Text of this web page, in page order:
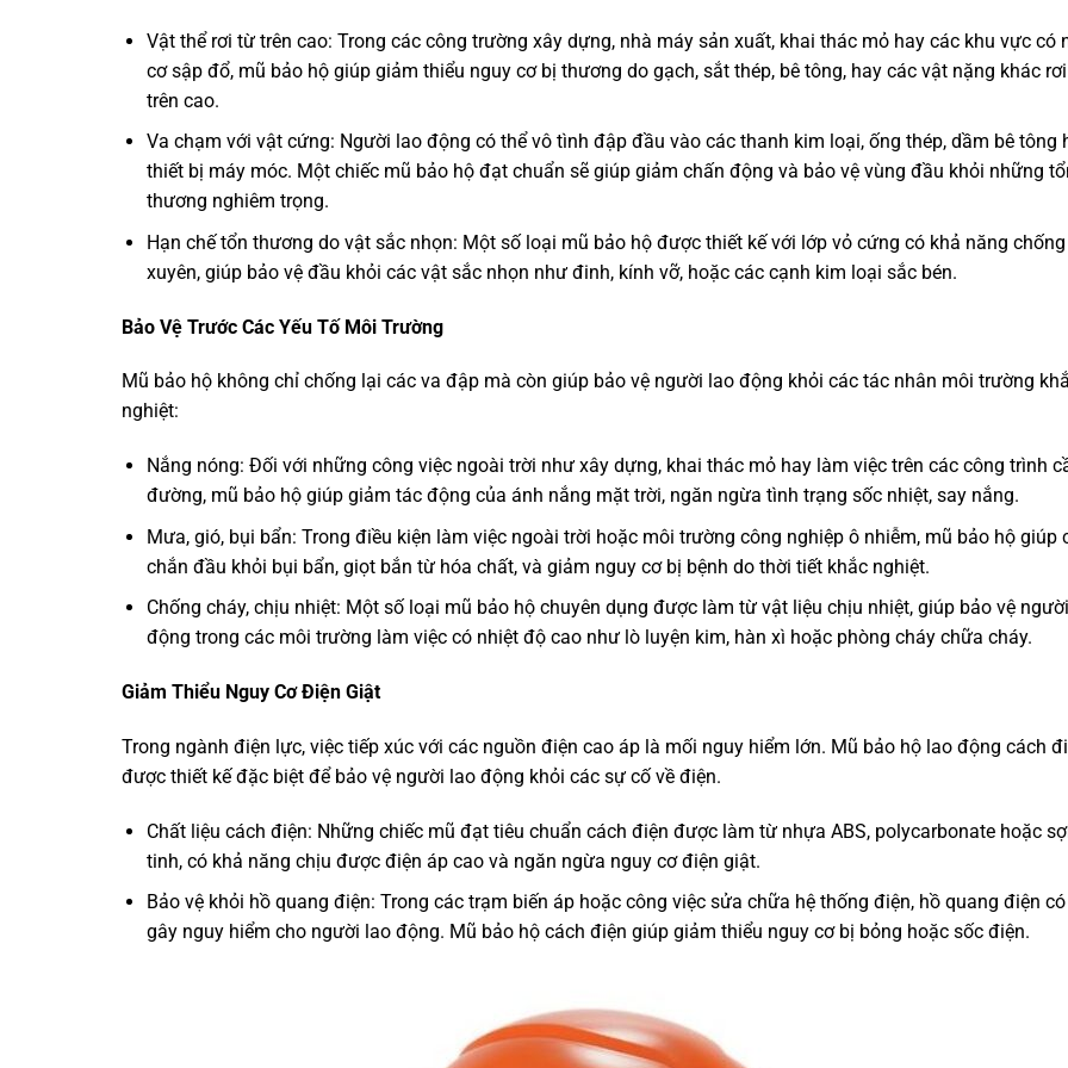
Vật thể rơi từ trên cao: Trong các công trường xây dựng, nhà máy sản xuất, khai thác mỏ hay các khu vực có
cơ sập đổ, mũ bảo hộ giúp giảm thiểu nguy cơ bị thương do gạch, sắt thép, bê tông, hay các vật nặng khác
trên cao.
Va chạm với vật cứng: Người lao động có thể vô tình đập đầu vào các thanh kim loại, ống thép, dầm bê tông
thiết bị máy móc. Một chiếc mũ bảo hộ đạt chuẩn sẽ giúp giảm chấn động và bảo vệ vùng đầu khỏi những
thương nghiêm trọng.
Hạn chế tổn thương do vật sắc nhọn: Một số loại mũ bảo hộ được thiết kế với lớp vỏ cứng có khả năng
xuyên, giúp bảo vệ đầu khỏi các vật sắc nhọn như đinh, kính vỡ, hoặc các cạnh kim loại sắc bén.
Bảo Vệ Trước Các Yếu Tố Môi Trường
Mũ bảo hộ không chỉ chống lại các va đập mà còn giúp bảo vệ người lao động khỏi các tác nhân môi trường
nghiệt:
Nắng nóng: Đối với những công việc ngoài trời như xây dựng, khai thác mỏ hay làm việc trên các công trình
đường, mũ bảo hộ giúp giảm tác động của ánh nắng mặt trời, ngăn ngừa tình trạng sốc nhiệt, say nắng.
Mưa, gió, bụi bẩn: Trong điều kiện làm việc ngoài trời hoặc môi trường công nghiệp ô nhiễm, mũ bảo hộ giúp
chắn đầu khỏi bụi bẩn, giọt bắn từ hóa chất, và giảm nguy cơ bị bệnh do thời tiết khắc nghiệt.
Chống cháy, chịu nhiệt: Một số loại mũ bảo hộ chuyên dụng được làm từ vật liệu chịu nhiệt, giúp bảo vệ
động trong các môi trường làm việc có nhiệt độ cao như lò luyện kim, hàn xì hoặc phòng cháy chữa cháy.
Giảm Thiểu Nguy Cơ Điện Giật
Trong ngành điện lực, việc tiếp xúc với các nguồn điện cao áp là mối nguy hiểm lớn. Mũ bảo hộ lao động cách
được thiết kế đặc biệt để bảo vệ người lao động khỏi các sự cố về điện.
Chất liệu cách điện: Những chiếc mũ đạt tiêu chuẩn cách điện được làm từ nhựa ABS, polycarbonate hoặc
tinh, có khả năng chịu được điện áp cao và ngăn ngừa nguy cơ điện giật.
Bảo vệ khỏi hồ quang điện: Trong các trạm biến áp hoặc công việc sửa chữa hệ thống điện, hồ quang điện
gây nguy hiểm cho người lao động. Mũ bảo hộ cách điện giúp giảm thiểu nguy cơ bị bỏng hoặc sốc điện.